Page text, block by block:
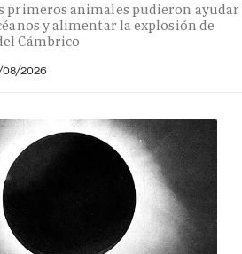
primeros animales pudieron ayudar
y alimentar la explosión de
Cámbrico
2026